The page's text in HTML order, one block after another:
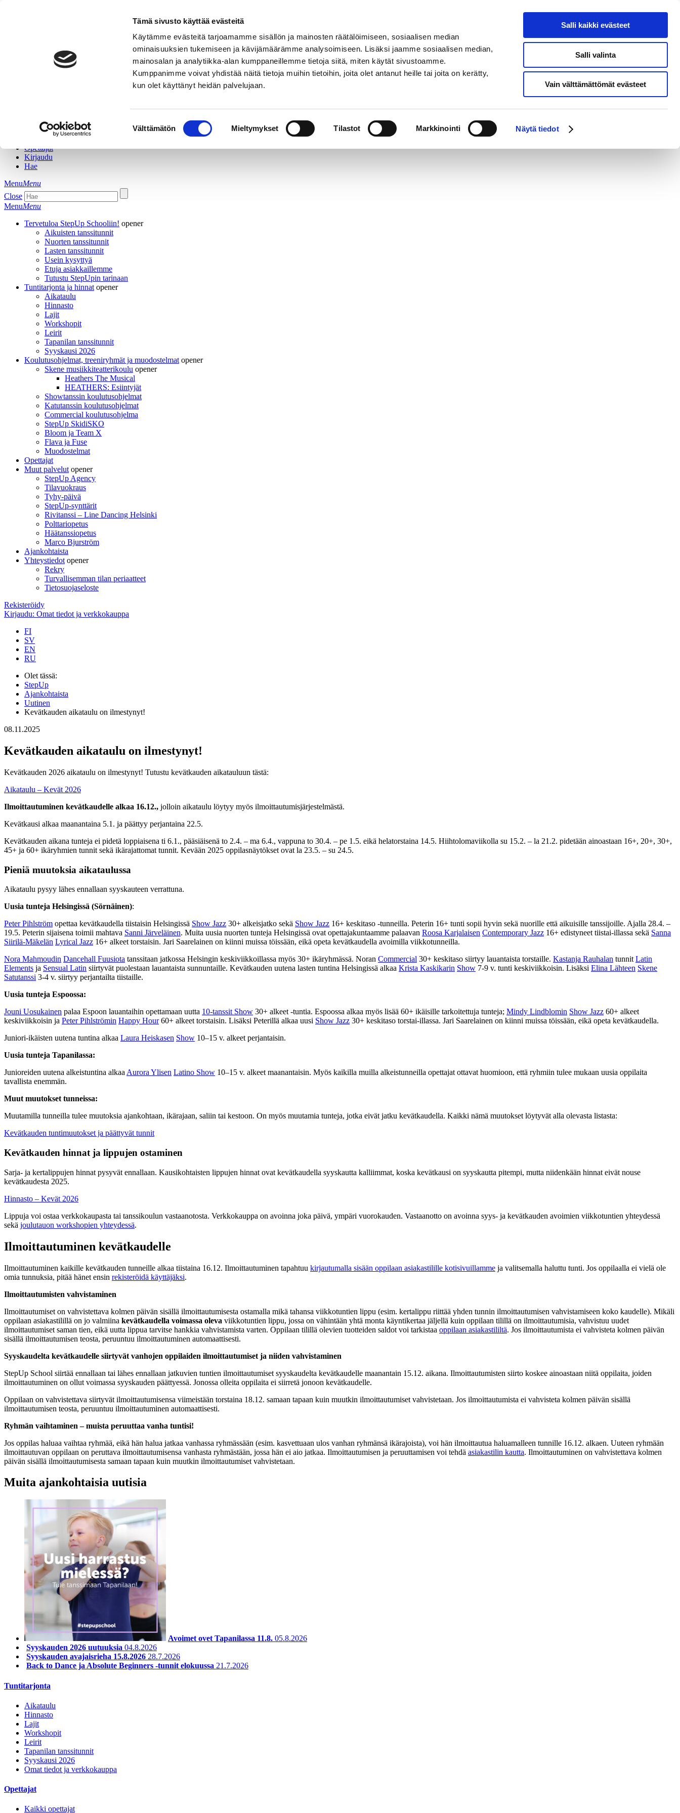
Tämä sivusto käyttää evästeitä
Käytämme evästeitä tarjoamamme sisällön ja mainosten räätälöimiseen, sosiaalisen median
ominaisuuksien tukemiseen ja kävijämäärämme analysoimiseen. Lisäksi jaamme sosiaalisen median,
mainosalan ja analytiikka-alan kumppaneillemme tietoja siitä, miten käytät sivustoamme.
Kumppanimme voivat yhdistää näitä tietoja muihin tietoihin, joita olet antanut heille tai joita on kerätty,
kun olet käyttänyt heidän palvelujaan.
Välttämätön Mieltymykset Tilastot Markkinointi Näytä tiedot
Salli kaikki evästeet
Salli valinta
Vain välttämättömät evästeet
Aikataulu
Hinnasto
Opettajat
Kirjaudu
Hae
MenuMenu
Close
MenuMenu
Tervetuloa StepUp Schooliin! opener
Aikuisten tanssitunnit
Nuorten tanssitunnit
Lasten tanssitunnit
Usein kysyttyä
Etuja asiakkaillemme
Tutustu StepUpin tarinaan
Tuntitarjonta ja hinnat opener
Aikataulu
Hinnasto
Lajit
Workshopit
Leirit
Tapanilan tanssitunnit
Syyskausi 2026
Koulutusohjelmat, treeniryhmät ja muodostelmat opener
Skene musiikkiteatterikoulu opener
Heathers The Musical
HEATHERS: Esiintyjät
Showtanssin koulutusohjelmat
Katutanssin koulutusohjelmat
Commercial koulutusohjelma
StepUp SkidiSKO
Bloom ja Team X
Flava ja Fuse
Muodostelmat
Opettajat
Muut palvelut opener
StepUp Agency
Tilavuokraus
Tyhy-päivä
StepUp-synttärit
Rivitanssi – Line Dancing Helsinki
Polttariopetus
Häätanssiopetus
Marco Bjurström
Ajankohtaista
Yhteystiedot opener
Rekry
Turvallisemman tilan periaatteet
Tietosuojaseloste
Rekisteröidy
Kirjaudu: Omat tiedot ja verkkokauppa
FI
SV
EN
RU
Olet tässä:
StepUp
Ajankohtaista
Uutinen
Kevätkauden aikataulu on ilmestynyt!
08.11.2025
Kevätkauden aikataulu on ilmestynyt!
Kevätkauden 2026 aikataulu on ilmestynyt! Tutustu kevätkauden aikatauluun tästä:
Aikataulu – Kevät 2026
Ilmoittautuminen kevätkaudelle alkaa 16.12., jolloin aikataulu löytyy myös ilmoittautumisjärjestelmästä.
Kevätkausi alkaa maanantaina 5.1. ja päättyy perjantaina 22.5.
Kevätkauden aikana tunteja ei pidetä loppiaisena ti 6.1., pääsiäisenä to 2.4. – ma 6.4., vappuna to 30.4. – pe 1.5. eikä helatorstaina 14.5. Hiihtolomaviikolla su 15.2. – la 21.2. pidetään ainoastaan 16+, 20+, 30+,
45+ ja 60+ ikäryhmien tunnit sekä ikärajattomat tunnit. Kevään 2025 oppilasnäytökset ovat la 23.5. – su 24.5.
Pieniä muutoksia aikataulussa
Aikataulu pysyy lähes ennallaan syyskauteen verrattuna.
Uusia tunteja Helsingissä (Sörnäinen):
Peter Pihlström opettaa kevätkaudella tiistaisin Helsingissä Show Jazz 30+ alkeisjatko sekä Show Jazz 16+ keskitaso -tunneilla. Peterin 16+ tunti sopii hyvin sekä nuorille että aikuisille tanssijoille. Ajalla 28.4. –
19.5. Peterin sijaisena toimii mahtava Sanni Järveläinen. Muita uusia nuorten tunteja Helsingissä ovat opettajakuntaamme palaavan Roosa Karjalaisen Contemporary Jazz 16+ edistyneet tiistai-illassa sekä Sanna
Siirilä-Mäkelän Lyrical Jazz 16+ alkeet torstaisin. Jari Saarelainen on kiinni muissa töissään, eikä opeta kevätkaudella avoimilla viikkotunneilla.
Nora Mahmoudin Dancehall Fuusiota tanssitaan jatkossa Helsingin keskiviikkoillassa myös 30+ ikäryhmässä. Noran Commercial 30+ keskitaso siirtyy lauantaista torstaille. Kastanja Rauhalan tunnit Latin
Elements ja Sensual Latin siirtyvät puolestaan lauantaista sunnuntaille. Kevätkauden uutena lasten tuntina Helsingissä alkaa Krista Kaskikarin Show 7-9 v. tunti keskiviikkoisin. Lisäksi Elina Lähteen Skene
Satutanssi 3-4 v. siirtyy perjantailta tiistaille.
Uusia tunteja Espoossa:
Jouni Uosukainen palaa Espoon lauantaihin opettamaan uutta 10-tanssit Show 30+ alkeet -tuntia. Espoossa alkaa myös lisää 60+ ikäisille tarkoitettuja tunteja; Mindy Lindblomin Show Jazz 60+ alkeet
keskiviikkoisin ja Peter Pihlströmin Happy Hour60+ alkeet torstaisin. Lisäksi Peterillä alkaa uusi Show Jazz 30+ keskitaso torstai-illassa. Jari Saarelainen on kiinni muissa töissään, eikä opeta kevätkaudella.
Juniori-ikäisten uutena tuntina alkaa Laura Heiskasen Show 10–15 v. alkeet perjantaisin.
Uusia tunteja Tapanilassa:
Junioreiden uutena alkeistuntina alkaa Aurora Ylisen Latino Show 10–15 v. alkeet maanantaisin. Myös kaikilla muilla alkeistunneilla opettajat ottavat huomioon, että ryhmiin tulee mukaan uusia oppilaita
tavallista enemmän.
Muut muutokset tunneissa:
Muutamilla tunneilla tulee muutoksia ajankohtaan, ikärajaan, saliin tai kestoon. On myös muutamia tunteja, jotka eivät jatku kevätkaudella. Kaikki nämä muutokset löytyvät alla olevasta listasta:
Kevätkauden tuntimuutokset ja päättyvät tunnit
Kevätkauden hinnat ja lippujen ostaminen
Sarja- ja kertalippujen hinnat pysyvät ennallaan. Kausikohtaisten lippujen hinnat ovat kevätkaudella syyskautta kalliimmat, koska kevätkausi on syyskautta pitempi, mutta niidenkään hinnat eivät nouse
kevätkaudesta 2025.
Hinnasto – Kevät 2026
Lippuja voi ostaa verkkokaupasta tai tanssikoulun vastaanotosta. Verkkokauppa on avoinna joka päivä, ympäri vuorokauden. Vastaanotto on avoinna syys- ja kevätkauden avoimien viikkotuntien yhteydessä
sekä joulutauon workshopien yhteydessä.
Ilmoittautuminen kevätkaudelle
Ilmoittautuminen kaikille kevätkauden tunneille alkaa tiistaina 16.12. Ilmoittautuminen tapahtuu kirjautumalla sisään oppilaan asiakastilille kotisivuillamme ja valitsemalla haluttu tunti. Jos oppilaalla ei vielä ole
omia tunnuksia, pitää hänet ensin rekisteröidä käyttäjäksi.
Ilmoittautumisten vahvistaminen
Ilmoittautumiset on vahvistettava kolmen päivän sisällä ilmoittautumisesta ostamalla mikä tahansa viikkotuntien lippu (esim. kertalippu riittää yhden tunnin ilmoittautumisen vahvistamiseen koko kaudelle). Mikäli
oppilaan asiakastilillä on jo valmiina kevätkaudella voimassa oleva viikkotuntien lippu, jossa on vähintään yhtä monta käyntikertaa jäljellä kuin oppilaan tilillä on ilmoittautumisia, vahvistuu uudet
ilmoittautumiset saman tien, eikä uutta lippua tarvitse hankkia vahvistamista varten. Oppilaan tilillä olevien tuotteiden saldot voi tarkistaa oppilaan asiakastililtä. Jos ilmoittautumista ei vahvisteta kolmen päivän
sisällä ilmoittautumisen teosta, peruuntuu ilmoittautuminen automaattisesti.
Syyskaudelta kevätkaudelle siirtyvät vanhojen oppilaiden ilmoittautumiset ja niiden vahvistaminen
StepUp School siirtää ennallaan tai lähes ennallaan jatkuvien tuntien ilmoittautumiset syyskaudelta kevätkaudelle maanantain 15.12. aikana. Ilmoittautumisten siirto koskee ainoastaan niitä oppilaita, joiden
ilmoittautuminen on ollut voimassa syyskauden päättyessä. Jonossa olleita oppilaita ei siirretä jonoon kevätkaudelle.
Oppilaan on vahvistettava siirtyvät ilmoittautumisensa viimeistään torstaina 18.12. samaan tapaan kuin muutkin ilmoittautumiset vahvistetaan. Jos ilmoittautumista ei vahvisteta kolmen päivän sisällä
ilmoittautumisen teosta, peruuntuu ilmoittautuminen automaattisesti.
Ryhmän vaihtaminen – muista peruuttaa vanha tuntisi!
Jos oppilas haluaa vaihtaa ryhmää, eikä hän halua jatkaa vanhassa ryhmässään (esim. kasvettuaan ulos vanhan ryhmänsä ikärajoista), voi hän ilmoittautua haluamalleen tunnille 16.12. alkaen. Uuteen ryhmään
ilmoittautuvan oppilaan on peruttava ilmoittautumisensa vanhasta ryhmästään, jossa hän ei aio jatkaa. Ilmoittautumisen ja peruuttamisen voi tehdä asiakastilin kautta. Ilmoittautuminen on vahvistettava kolmen
päivän sisällä ilmoittautumisesta samaan tapaan kuin muutkin ilmoittautumiset vahvistetaan.
Muita ajankohtaisia uutisia
Avoimet ovet Tapanilassa 11.8. 05.8.2026
Syyskauden 2026 uutuuksia 04.8.2026
Syyskauden avajaisrieha 15.8.2026 28.7.2026
Back to Dance ja Absolute Beginners -tunnit elokuussa 21.7.2026
Tuntitarjonta
Aikataulu
Hinnasto
Lajit
Workshopit
Leirit
Tapanilan tanssitunnit
Syyskausi 2026
Omat tiedot ja verkkokauppa
Opettajat
Kaikki opettajat